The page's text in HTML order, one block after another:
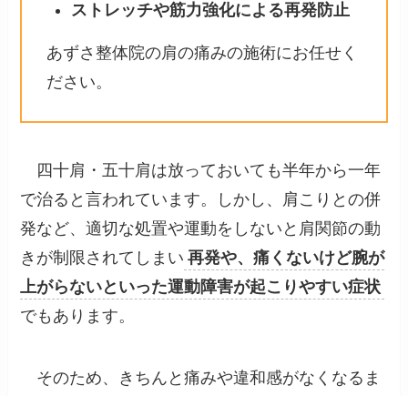
ストレッチや筋力強化による再発防止
あずさ整体院の肩の痛みの施術にお任せく
ださい。
四十肩・五十肩は放っておいても半年から一年
で治ると言われています。しかし、肩こりとの併
発など、適切な処置や運動をしないと肩関節の動
きが制限されてしまい 再発や、痛くないけど腕が
上がらないといった運動障害が起こりやすい症状
でもあります。
そのため、きちんと痛みや違和感がなくなるま